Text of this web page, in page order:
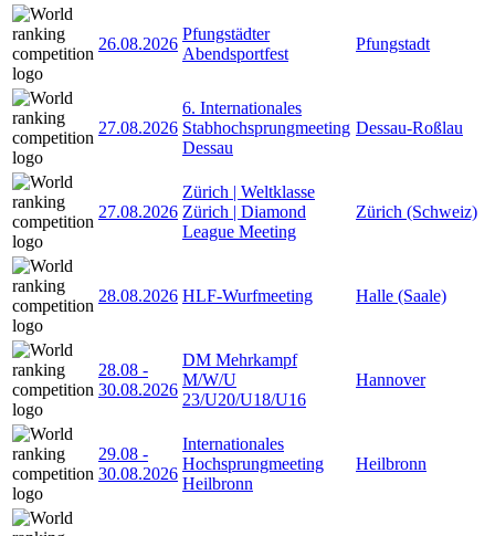
26.08.2026
Pfungstädter
Abendsportfest
Pfungstadt
27.08.2026
6. Internationales
Stabhochsprungmeeting
Dessau
Dessau-Roßlau
27.08.2026
Zürich | Weltklasse
Zürich | Diamond
League Meeting
Zürich (Schweiz)
28.08.2026 HLF-Wurfmeeting Halle (Saale)
28.08 -
30.08.2026
DM Mehrkampf
M/W/U
23/U20/U18/U16
Hannover
29.08 -
30.08.2026
Internationales
Hochsprungmeeting
Heilbronn
Heilbronn